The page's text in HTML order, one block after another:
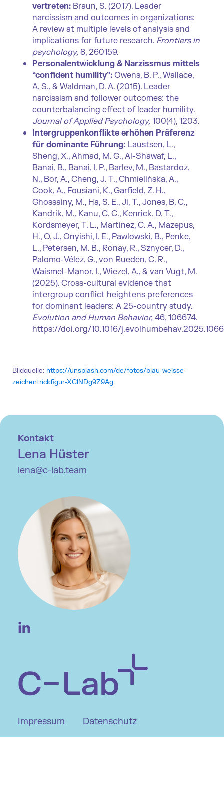
vertreten: Braun, S. (2017). Leader
narcissism and outcomes in organizations:
A review at multiple levels of analysis and
implications for future research. Frontiers in
psychology, 8, 260159.
Personalentwicklung & Narzissmus mittels
“confident humility”: Owens, B. P., Wallace,
A. S., & Waldman, D. A. (2015). Leader
narcissism and follower outcomes: the
counterbalancing effect of leader humility.
Journal of Applied Psychology, 100(4), 1203.
Intergruppenkonflikte erhöhen Präferenz
für dominante Führung: Laustsen, L.,
Sheng, X., Ahmad, M. G., Al-Shawaf, L.,
Banai, B., Banai, I. P., Barlev, M., Bastardoz,
N., Bor, A., Cheng, J. T., Chmielińska, A.,
Cook, A., Fousiani, K., Garfield, Z. H.,
Ghossainy, M., Ha, S. E., Ji, T., Jones, B. C.,
Kandrik, M., Kanu, C. C., Kenrick, D. T.,
Kordsmeyer, T. L., Martínez, C. A., Mazepus,
H., O, J., Onyishi, I. E., Pawlowski, B., Penke,
L., Petersen, M. B., Ronay, R., Sznycer, D.,
Palomo-Vélez, G., von Rueden, C. R.,
Waismel-Manor, I., Wiezel, A., & van Vugt, M.
(2025). Cross-cultural evidence that
intergroup conflict heightens preferences
for dominant leaders: A 25-country study.
Evolution and Human Behavior, 46, 106674.
https://doi.org/10.1016/
Bildquelle: https://unsplash.com/de/fotos/blau-weisse-
zeichentrickfigur-XClNDg9Z9Ag
Kontakt
Lena Hüster
lena@c-lab.team
Impressum Datenschutz